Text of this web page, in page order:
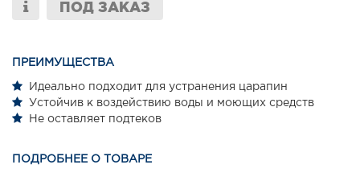
ПОД ЗАКАЗ
ПРЕИМУЩЕСТВА
Идеально подходит для устранения царапин
Устойчив к воздействию воды и моющих средств
Не оставляет подтеков
ПОДРОБНЕЕ О ТОВАРЕ